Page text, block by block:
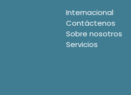
Internacional
Contáctenos
Sobre nosotros
Servicios